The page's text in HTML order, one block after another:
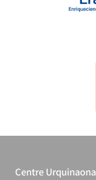
Centre Urquinaona